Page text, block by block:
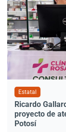
Estatal
Ricardo
proyecto de
Potosí